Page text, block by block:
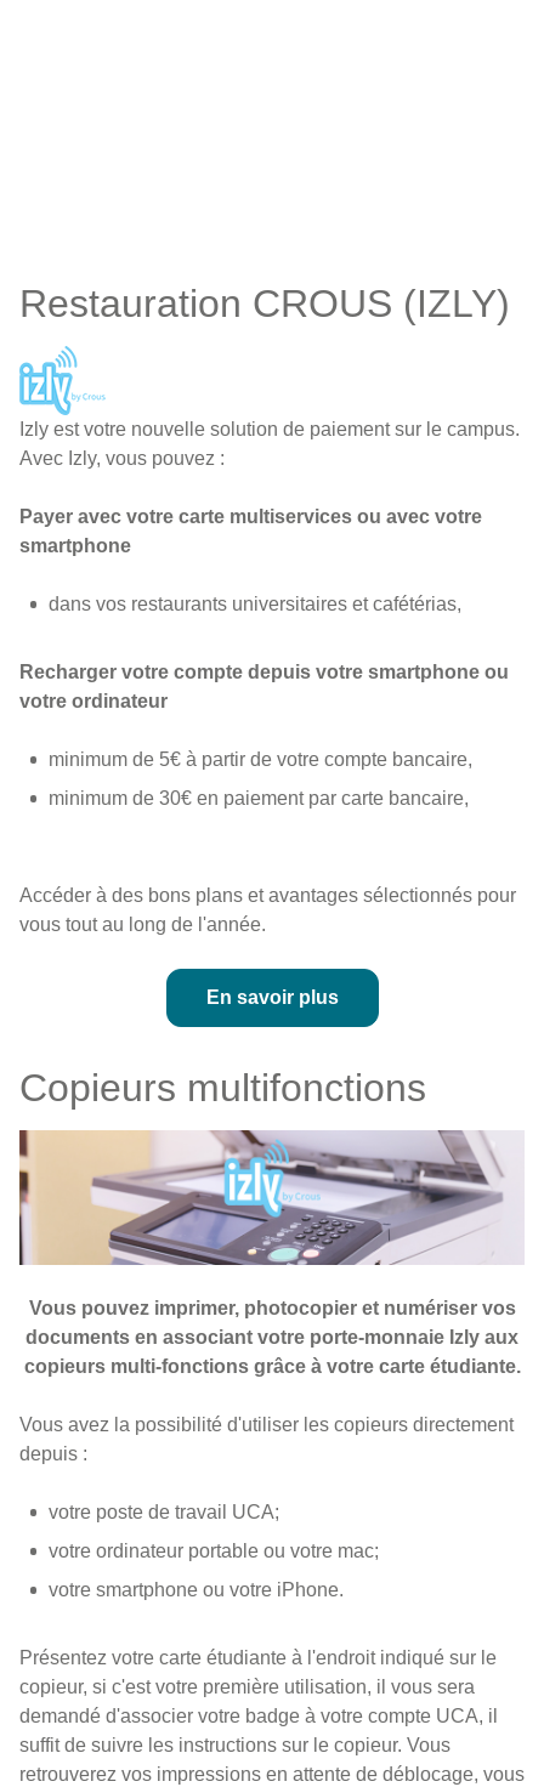
Restauration CROUS (IZLY)
Izly est votre nouvelle solution de paiement sur le campus.
Avec Izly, vous pouvez :
Payer avec votre carte multiservices ou avec votre
smartphone
dans vos restaurants universitaires et cafétérias,
Recharger votre compte depuis votre smartphone ou
votre ordinateur
minimum de 5€ à partir de votre compte bancaire,
minimum de 30€ en paiement par carte bancaire,
Accéder à des bons plans et avantages sélectionnés pour
vous tout au long de l'année.
En savoir plus
Copieurs multifonctions
Vous pouvez imprimer, photocopier et numériser vos
documents en associant votre porte-monnaie Izly aux
copieurs multi-fonctions grâce à votre carte étudiante.
Vous avez la possibilité d'utiliser les copieurs directement
depuis :
votre poste de travail UCA;
votre ordinateur portable ou votre mac;
votre smartphone ou votre iPhone.
Présentez votre carte étudiante à l'endroit indiqué sur le
copieur, si c'est votre première utilisation, il vous sera
demandé d'associer votre badge à votre compte UCA, il
suffit de suivre les instructions sur le copieur. Vous
retrouverez vos impressions en attente de déblocage, vous